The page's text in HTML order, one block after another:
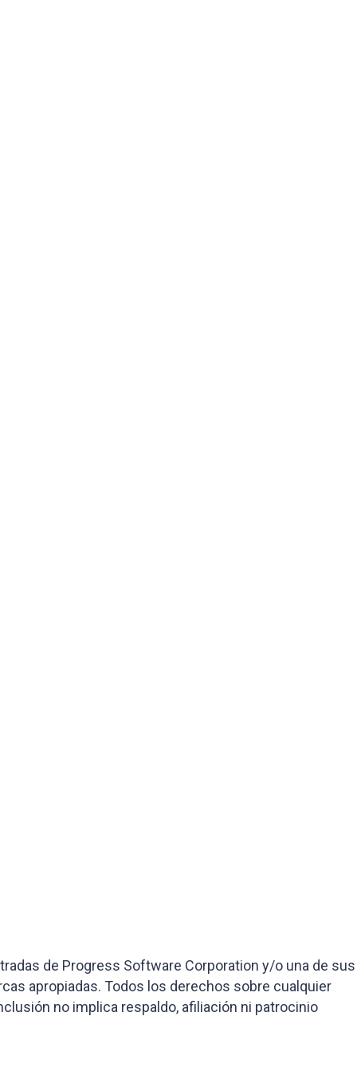
de Progress Software Corporation y/o una de sus
apropiadas. Todos los derechos sobre cualquier
no implica respaldo, afiliación ni patrocinio